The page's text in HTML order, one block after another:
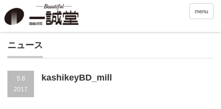
menu
ニュース
5.8
2017
kashikeyBD_mill